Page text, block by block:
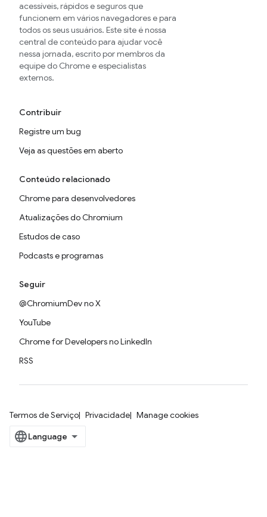
acessíveis, rápidos e seguros que
funcionem em vários navegadores e para
todos os seus usuários. Este site é nossa
central de conteúdo para ajudar você
nessa jornada, escrito por membros da
equipe do Chrome e especialistas
externos.
Contribuir
Registre um bug
Veja as questões em aberto
Conteúdo relacionado
Chrome para desenvolvedores
Atualizações do Chromium
Estudos de caso
Podcasts e programas
Seguir
@ChromiumDev no X
YouTube
Chrome for Developers no LinkedIn
RSS
Termos de Serviço Privacidade Manage cookies